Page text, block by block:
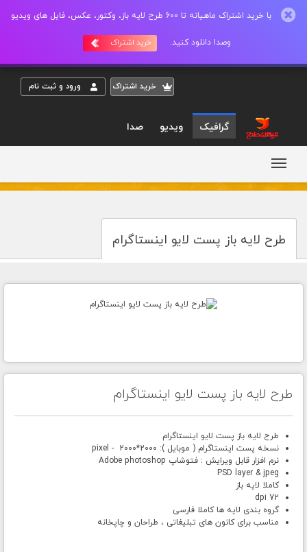
با خرید اشتراک ماهیانه تا 600 طرح لایه باز، وکتور، عکس، فایل های ویدیو
وصدا دانلود کنید. خرید اشتراک
خريد اشتراک ورود و ثبت نام
گرافیک ویدیو صدا
طرح لایه باز پست لایو اینستاگرام
طرح لایه باز پست لایو اینستاگرام
طرح لایه باز پست لایو اینستاگرام
نسخه پست اینستاگرام ( موبایل ): 2000*2000 - pixel
نرم افزار قابل ویرایش : فتوشاپ Adobe photoshop
PSD layer & jpeg
کاملا لایه باز
72 dpi
گروه بندی لایه ها کاملا فارسی
مناسب برای کانون های تبلیغاتی ، طراحان و چاپخانه